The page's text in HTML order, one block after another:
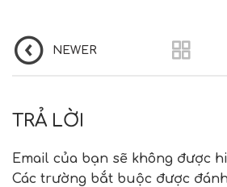
NEWER
TRẢ LỜI
Email của bạn sẽ không được
Các trường bắt buộc được